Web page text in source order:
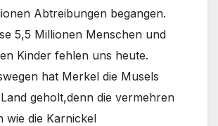
Abtreibungen begangen.
5,5 Millionen Menschen und
Kinder fehlen uns heute.
hat Merkel die Musels
geholt,denn die vermehren
wie die Karnickel